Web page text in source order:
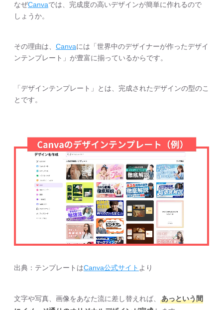
なぜCanvaでは、完成度の高いデザインが簡単に作れるので
しょうか。
その理由は、 Canvaには「世界中のデザイナーが作ったデザイ
ンテンプレート」が豊富に揃っているからです。
「デザインテンプレート」とは、完成されたデザインの型のこ
とです。
出典：テンプレートはCanva公式サイト より
文字や写真、画像をあなた流に差し替えれば、
あっという間